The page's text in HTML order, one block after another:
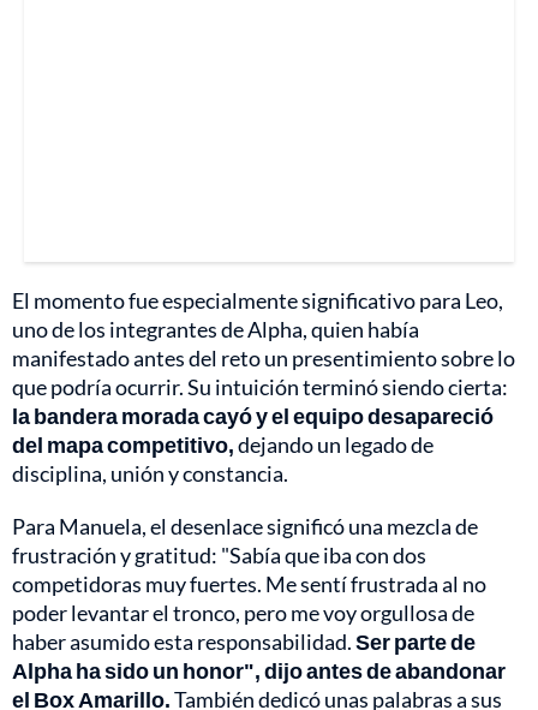
El momento fue especialmente significativo para Leo,
uno de los integrantes de Alpha, quien había
manifestado antes del reto un presentimiento sobre lo
que podría ocurrir. Su intuición terminó siendo cierta:
la bandera morada cayó y el equipo desapareció
del mapa competitivo,dejando un legado de
disciplina, unión y constancia.
Para Manuela, el desenlace significó una mezcla de
frustración y gratitud: "Sabía que iba con dos
competidoras muy fuertes. Me sentí frustrada al no
poder levantar el tronco, pero me voy orgullosa de
haber asumido esta responsabilidad.Ser parte de
Alpha ha sido un honor", dijo antes de abandonar
el Box Amarillo.También dedicó unas palabras a sus